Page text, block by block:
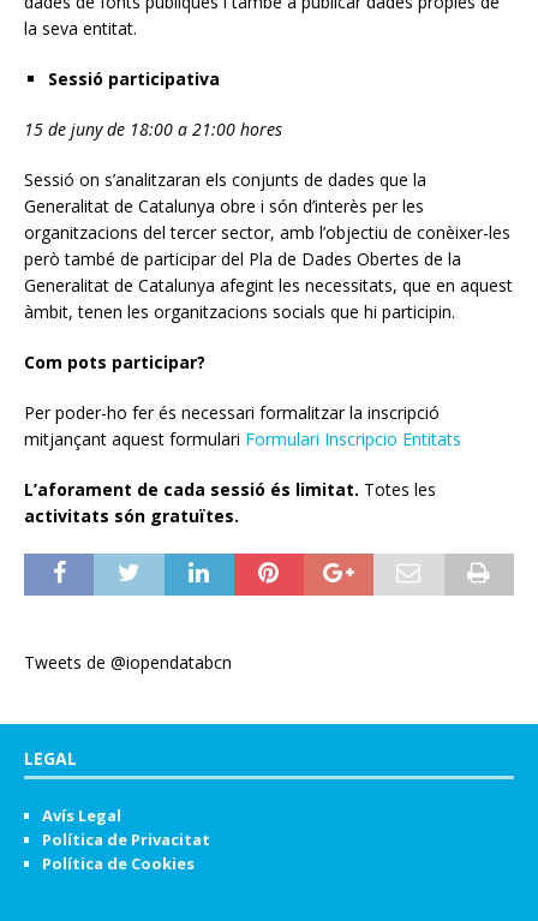
la seva entitat.
Sessió participativa
15 de juny de 18:00 a 21:00 hores
Sessió on s’analitzaran els conjunts de dades que la
Generalitat de Catalunya obre i són d’interès per les
organitzacions del tercer sector, amb l’objectiu de conèixer-les
però també de participar del Pla de Dades Obertes de la
Generalitat de Catalunya afegint les necessitats, que en aquest
àmbit, tenen les organitzacions socials que hi participin.
Com pots participar?
Per poder-ho fer és necessari formalitzar la inscripció
mitjançant aquest formulari Formulari Inscripcio Entitats
L’aforament de cada sessió és limitat. Totes les
activitats són gratuïtes.
Tweets de @iopendatabcn
LEGAL
Avís Legal
Política de Privacitat
Política de Cookies